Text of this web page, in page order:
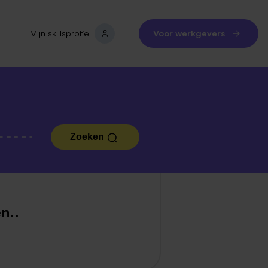
Mijn skillsprofiel Voor werkgevers
Zoeken